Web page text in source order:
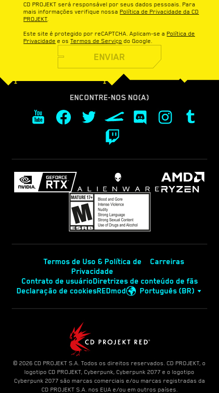
CD PROJEKT será responsável por seus dados pessoais. Para
mais informações verifique nossa Política de Privacidade da CD
PROJEKT.
Este site é protegido por reCAPTCHA. Aplicam-se a Política de
Privacidade e os Termos de Serviço do Google.
ENVIAR
ENCONTRE-NOS NO(A)
Termos de Uso & Política de
Privacidade
Carreiras
Contrato de usuárioDiretrizes de conteúdo de fãs
Declaração de cookiesREDmod Português (BR)
© 2026 CD PROJEKT S.A. Todos os direitos reservados. CD PROJEKT, o
logotipo CD PROJEKT, Cyberpunk, Cyberpunk 2077 e o logotipo
Cyberpunk 2077 são marcas comerciais e/ou marcas registradas da
CD PROJEKT S.A. nos EUA e/ou em outros países.